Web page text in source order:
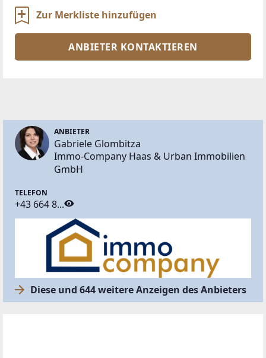
Zur Merkliste hinzufügen
ANBIETER KONTAKTIEREN
ANBIETER
Gabriele Glombitza
Immo-Company Haas & Urban Immobilien
GmbH
TELEFON
+43 664 8...
Diese und 644 weitere Anzeigen des Anbieters